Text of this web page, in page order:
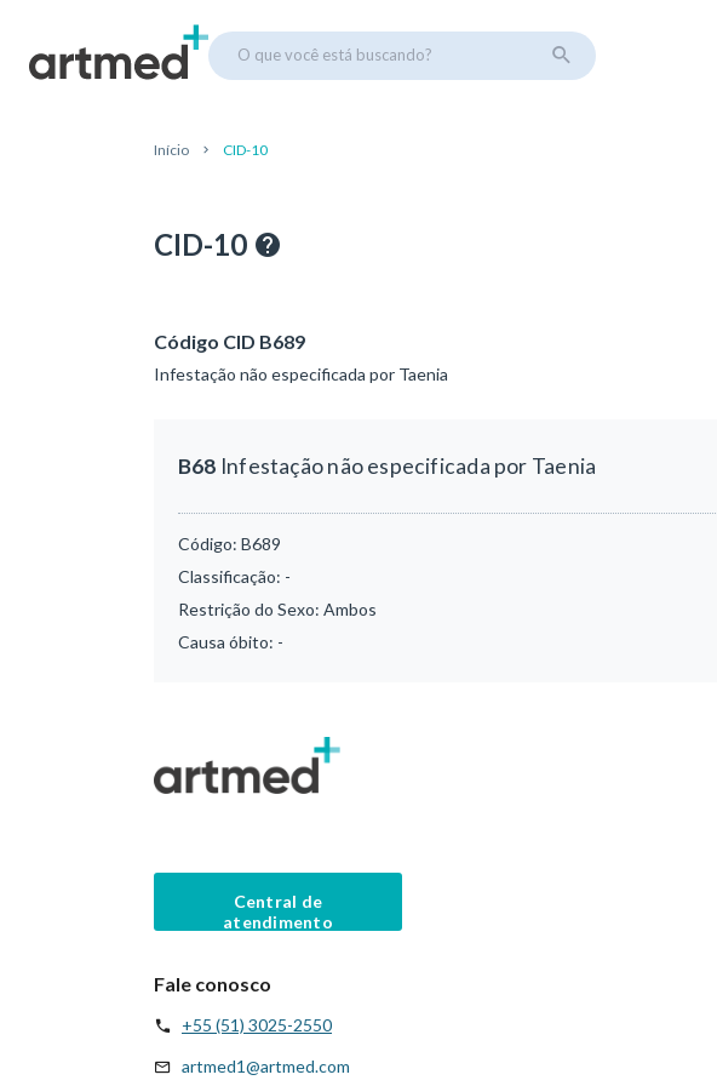
O que você está buscando?
Início CID-10
CID-10
Código CID B689
Infestação não especificada por Taenia
B68 Infestação não especificada por Taenia
Código: B689
Classificação: -
Restrição do Sexo: Ambos
Causa óbito: -
Central de
atendimento
Fale conosco
+55 (51) 3025-2550
artmed1@artmed.com